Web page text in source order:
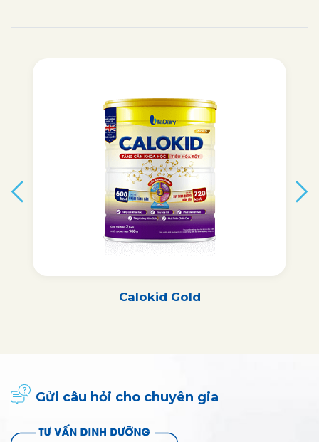
Calokid Gold
Gửi câu hỏi cho chuyên gia